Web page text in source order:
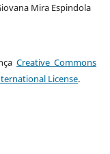
Mira Espindola
Creative Commons
License.